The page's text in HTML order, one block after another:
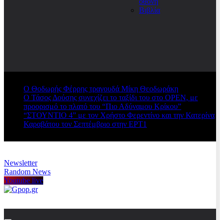
Βιβλία
Ο Θοδωρής Φέρρης τραγουδά Μίκη Θεοδωράκη
Ο Τάσος Δούσης συνεχίζει το ταξίδι του στο OPEN, με
προορισμό το πλατό του “Πιο Αδύναμου Κρίκου”
“ΣΤΟΥΝΤΙΟ 4” με τον Χρήστο Φερεντίνο και την Κατερίνα
Καραβάτου τον Σεπτέμβριο στην ΕΡΤ1
Newsletter
Random News
Youtube live